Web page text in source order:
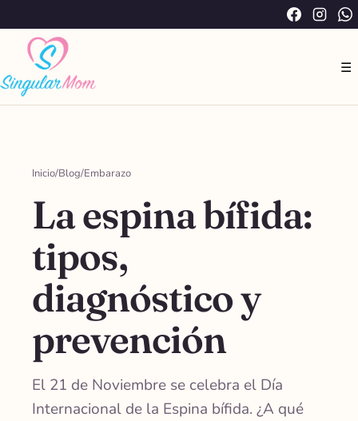
al
contenido
Facebook
☰
Inicio/Blog/Embarazo
La espina bífida:
tipos,
diagnóstico y
prevención
El 21 de Noviembre se celebra el Día
Internacional de la Espina bífida. ¿A qué